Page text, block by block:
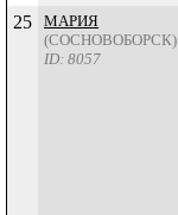
25
МАРИЯ
(СОСНОВОБОРСК)
ID: 8057